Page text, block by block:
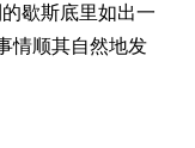
歇斯底里如出一
情顺其自然地发